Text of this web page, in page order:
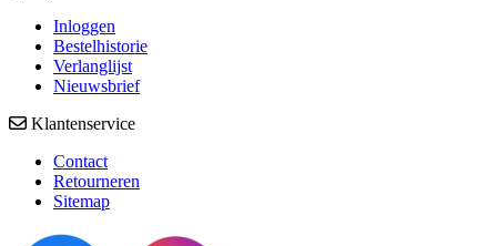
Inloggen
Bestelhistorie
Verlanglijst
Nieuwsbrief
Klantenservice
Contact
Retourneren
Sitemap